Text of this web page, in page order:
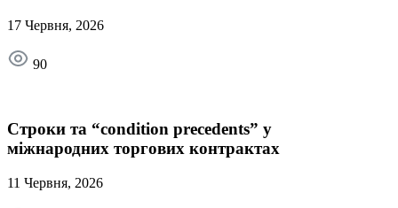
17 Червня, 2026
90
Строки та “condition precedents” у
міжнародних торгових контрактах
11 Червня, 2026